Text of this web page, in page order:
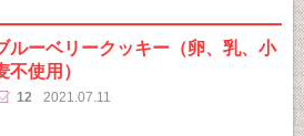
ルーベリークッキー（卵、乳、小
不使用）
12 2021.07.11